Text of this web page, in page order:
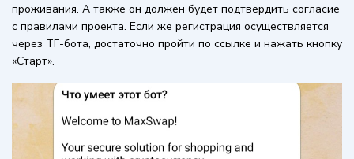
проживания. А также он должен будет подтвердить согласие
с правилами проекта. Если же регистрация осуществляется
через ТГ-бота, достаточно пройти по ссылке и нажать кнопку
«Старт».